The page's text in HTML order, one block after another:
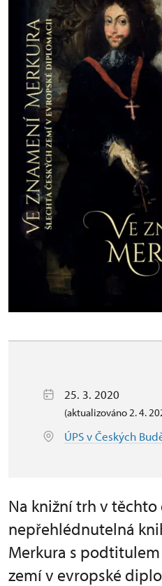
25. 3. 2020
(aktualizováno 2. 4.
ÚPS v Českých
Na knižní trh v
nepřehlédnutelná
Merkura s podtitulem
zemí v evropské